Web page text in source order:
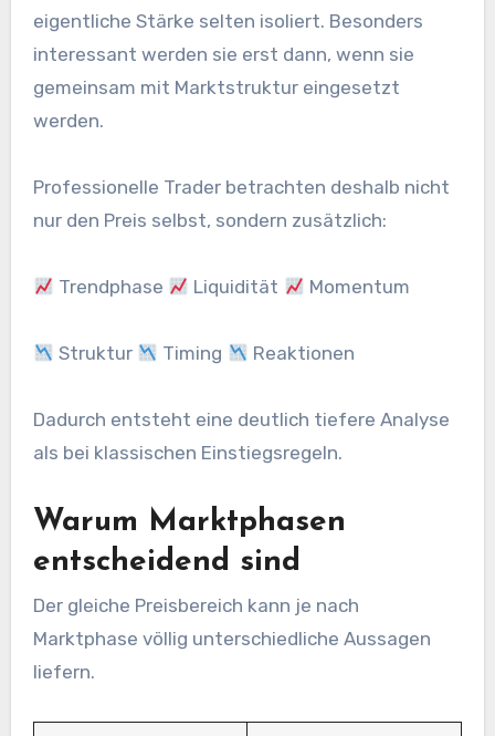
eigentliche Stärke selten isoliert. Besonders
interessant werden sie erst dann, wenn sie
gemeinsam mit Marktstruktur eingesetzt
werden.
Professionelle Trader betrachten deshalb nicht
nur den Preis selbst, sondern zusätzlich:
Trendphase Liquidität Momentum
Struktur Timing Reaktionen
Dadurch entsteht eine deutlich tiefere Analyse
als bei klassischen Einstiegsregeln.
Warum Marktphasen
entscheidend sind
Der gleiche Preisbereich kann je nach
Marktphase völlig unterschiedliche Aussagen
liefern.